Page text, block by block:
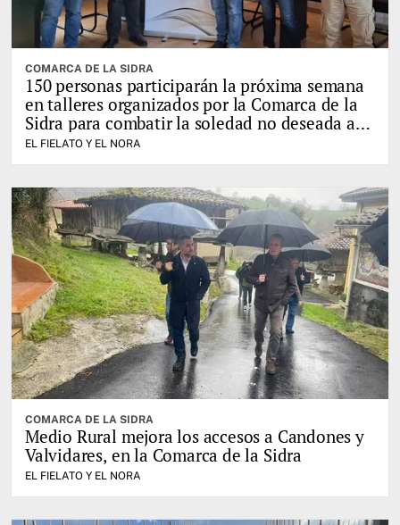
COMARCA DE LA SIDRA
150 personas participarán la próxima semana
en talleres organizados por la Comarca de la
Sidra para combatir la soledad no deseada a
través del juego
EL FIELATO Y EL NORA
COMARCA DE LA SIDRA
Medio Rural mejora los accesos a Candones y
Valvidares, en la Comarca de la Sidra
EL FIELATO Y EL NORA